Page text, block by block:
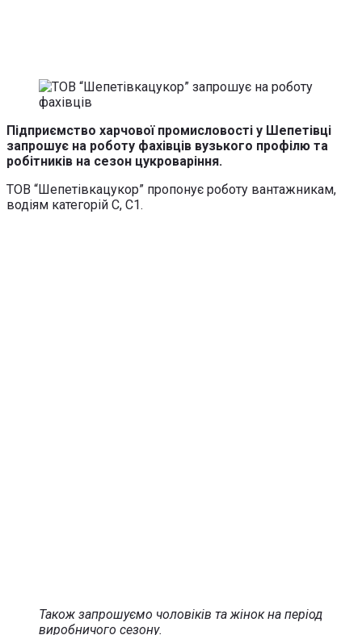
Підприємство харчової промисловості у Шепетівці
запрошує на роботу фахівців вузького профілю та
робітників на сезон цукроваріння.
ТОВ “Шепетівкацукор” пропонує роботу вантажникам,
водіям категорій С, С1.
Також запрошуємо чоловіків та жінок на період
виробничого сезону.